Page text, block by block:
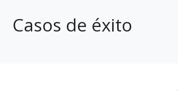
Casos de éxito